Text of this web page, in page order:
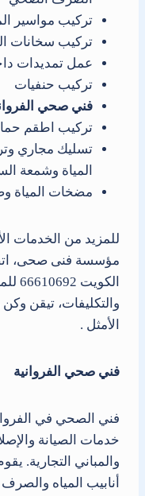
تركيب مواسير
تركيب سخانات
عمل تمديدات
تركيب حنفيات
فني صحي
تركيب اطقم
تسليك مجاري
المياة وشمعة
مضخات المياة
للمزيد من الخدمات
مؤسسة فنى صحى،
والتكليفات، تيقن
الأمثل .
فني صحي الفروانية
فني الصحي في
خدمات الصيانة
والمباني التجارية.
أنابيب المياه